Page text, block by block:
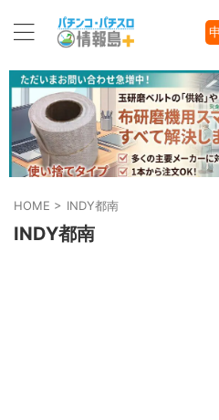
HOME > INDY都南
INDY都南